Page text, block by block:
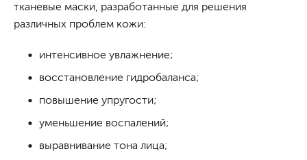
тканевые маски, разработанные для решения
различных проблем кожи:
интенсивное увлажнение;
восстановление гидробаланса;
повышение упругости;
уменьшение воспалений;
выравнивание тона лица;